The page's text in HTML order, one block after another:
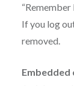
If you log
removed.